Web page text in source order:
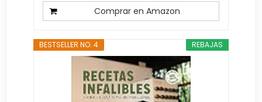
Comprar en Amazon
REBAJAS
BESTSELLER NO. 4